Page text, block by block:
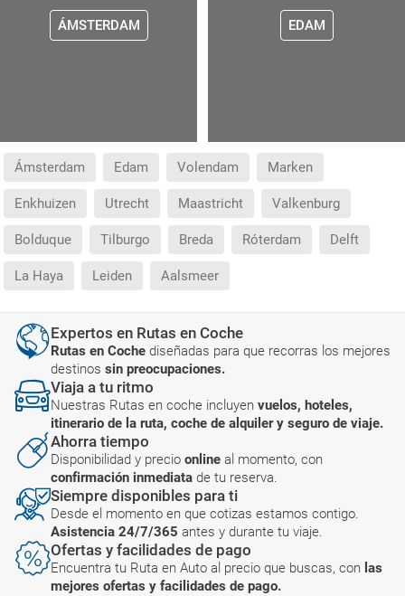
ÁMSTERDAM EDAM
Ámsterdam Edam Volendam Marken
Enkhuizen Utrecht Maastricht Valkenburg
Bolduque Tilburgo Breda Róterdam Delft
La Haya Leiden Aalsmeer
Expertos en Rutas en Coche
Rutas en Coche diseñadas para que recorras los mejores
destinos sin preocupaciones.
Viaja a tu ritmo
Nuestras Rutas en coche incluyen vuelos, hoteles,
itinerario de la ruta, coche de alquiler y seguro de viaje.
Ahorra tiempo
Disponibilidad y precio online al momento, con
confirmación inmediata de tu reserva.
Siempre disponibles para ti
Desde el momento en que cotizas estamos contigo.
Asistencia 24/7/365 antes y durante tu viaje.
Ofertas y facilidades de pago
Encuentra tu Ruta en Auto al precio que buscas, con las
mejores ofertas y facilidades de pago.